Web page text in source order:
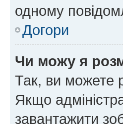
одному
Догори
Чи можу я
Так, ви можете
Якщо
завантажити